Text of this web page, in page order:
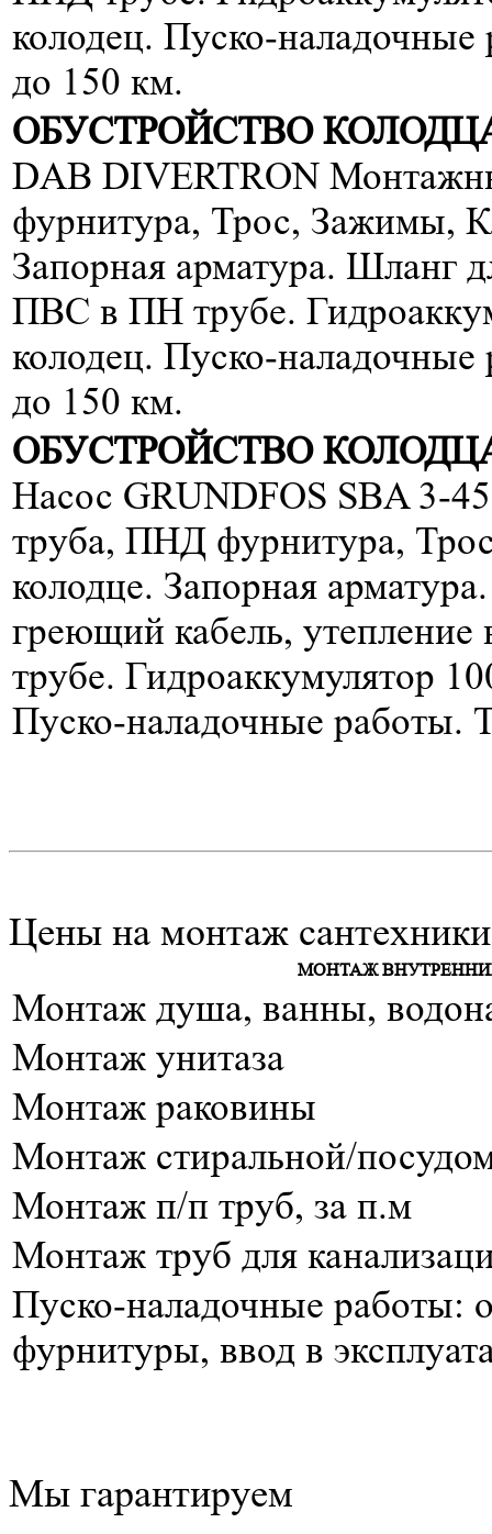
колодец. Пуско-
до 150 км.
ОБУСТРОЙСТВО
DAB DIVERTRON
фурнитура, Трос, Зажимы,
Запорная арматура. Шланг
ПВС в ПН трубе.
колодец. Пуско-
до 150 км.
ОБУСТРОЙСТВО
Насос GRUNDFOS SBA 3-
труба, ПНД фурнитура,
колодце. Запорная
греющий кабель,
трубе. Гидроаккумулятор
Пуско-наладочные работы.
Цены на монтаж сантехники
МОНТАЖ
Монтаж душа, ванны,
Монтаж унитаза
Монтаж раковины
Монтаж стиральной/
Монтаж п/п труб, за п.м
Монтаж труб для
Пуско-наладочные работы:
фурнитуры, ввод в
Мы гарантируем